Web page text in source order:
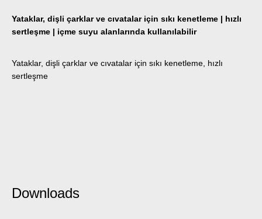
Yataklar, dişli çarklar ve cıvatalar için sıkı kenetleme | hızlı
sertleşme | içme suyu alanlarında kullanılabilir
Yataklar, dişli çarklar ve cıvatalar için sıkı kenetleme, hızlı
sertleşme
Downloads